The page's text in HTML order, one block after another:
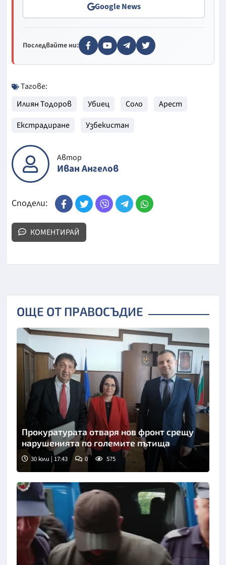
Google News
Последвайте ни:
Тагове:
Илиян Тодоров
Убиец Соло
Арест
Екстрадиране
Узбекистан
Автор
Иван Ангелов
Сподели:
КОМЕНТИРАЙ
ОЩЕ ОТ ПРАВОСЪДИЕ
Прокуратурата отваря нов фронт срещу
нарушенията по големите пътища
30 юли | 17:43 0 575